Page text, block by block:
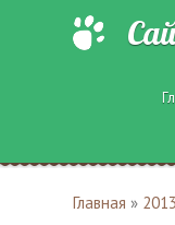
Главная » 2013